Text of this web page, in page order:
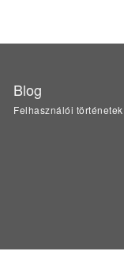
Blog
Felhasználói történetek